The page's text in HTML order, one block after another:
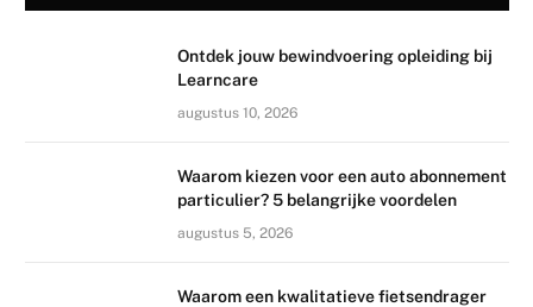
Ontdek jouw bewindvoering opleiding bij
Learncare
augustus 10, 2026
Waarom kiezen voor een auto abonnement
particulier? 5 belangrijke voordelen
augustus 5, 2026
Waarom een kwalitatieve fietsendrager